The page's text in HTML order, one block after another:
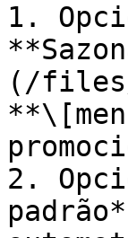
1.
(/files/
2.